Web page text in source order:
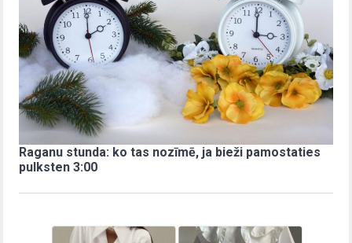
Raganu stunda: ko tas nozīmē, ja bieži pamostaties
pulksten 3:00